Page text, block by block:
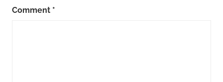
Comment *